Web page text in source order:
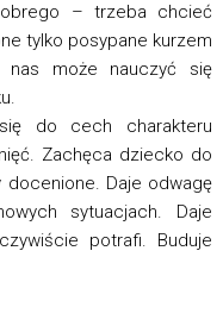
– trzeba chcieć
tylko posypane kurzem
nas może nauczyć się
do cech charakteru
Zachęca dziecko do
docenione. Daje odwagę
sytuacjach. Daje
potrafi. Buduje